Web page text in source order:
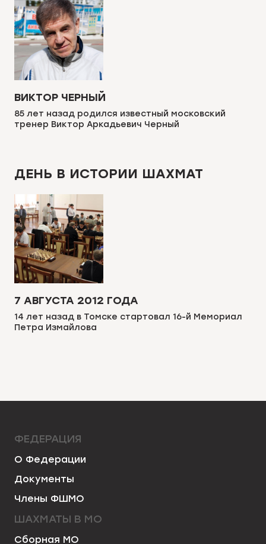
ВИКТОР ЧЕРНЫЙ
85 лет назад родился известный московский
тренер Виктор Аркадьевич Черный
ДЕНЬ В ИСТОРИИ ШАХМАТ
7 АВГУСТА 2012 ГОДА
14 лет назад в Томске стартовал 16-й Мемориал
Петра Измайлова
ФЕДЕРАЦИЯ
О Федерации
Документы
Члены ФШМО
ШАХМАТЫ В МО
Сборная МО